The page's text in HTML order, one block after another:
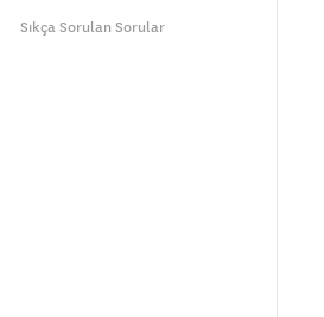
Sıkça Sorulan Sorular